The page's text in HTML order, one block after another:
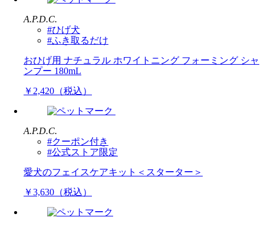
A.P.D.C.
#ひげ犬
#ふき取るだけ
おひげ用 ナチュラル ホワイトニング フォーミング シャ
ンプー 180mL
￥2,420（税込）
A.P.D.C.
#クーポン付き
#公式ストア限定
愛犬のフェイスケアキット＜スターター＞
￥3,630（税込）